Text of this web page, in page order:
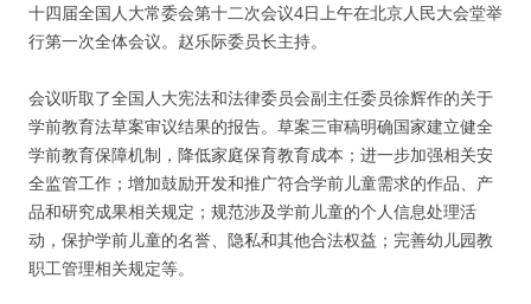
十四届全国人大常委会第十二次会议4日上午在北京人民大会堂举
行第一次全体会议。赵乐际委员长主持。
会议听取了全国人大宪法和法律委员会副主任委员徐辉作的关于
学前教育法草案审议结果的报告。草案三审稿明确国家建立健全
学前教育保障机制，降低家庭保育教育成本；进一步加强相关安
全监管工作；增加鼓励开发和推广符合学前儿童需求的作品、产
品和研究成果相关规定；规范涉及学前儿童的个人信息处理活
动，保护学前儿童的名誉、隐私和其他合法权益；完善幼儿园教
职工管理相关规定等。